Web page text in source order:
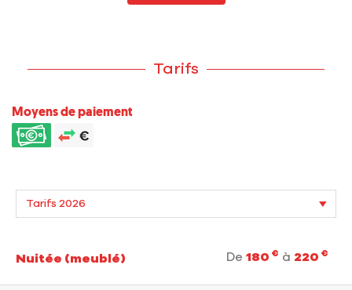
Tarifs
Moyens de paiement
Nuitée (meublé) De 180 € à 220 €